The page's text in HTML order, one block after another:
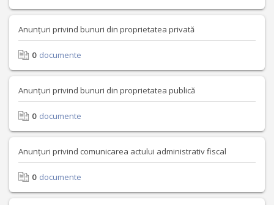
Anunțuri privind bunuri din proprietatea privată
0 documente
Anunțuri privind bunuri din proprietatea publică
0 documente
Anunțuri privind comunicarea actului administrativ fiscal
0 documente